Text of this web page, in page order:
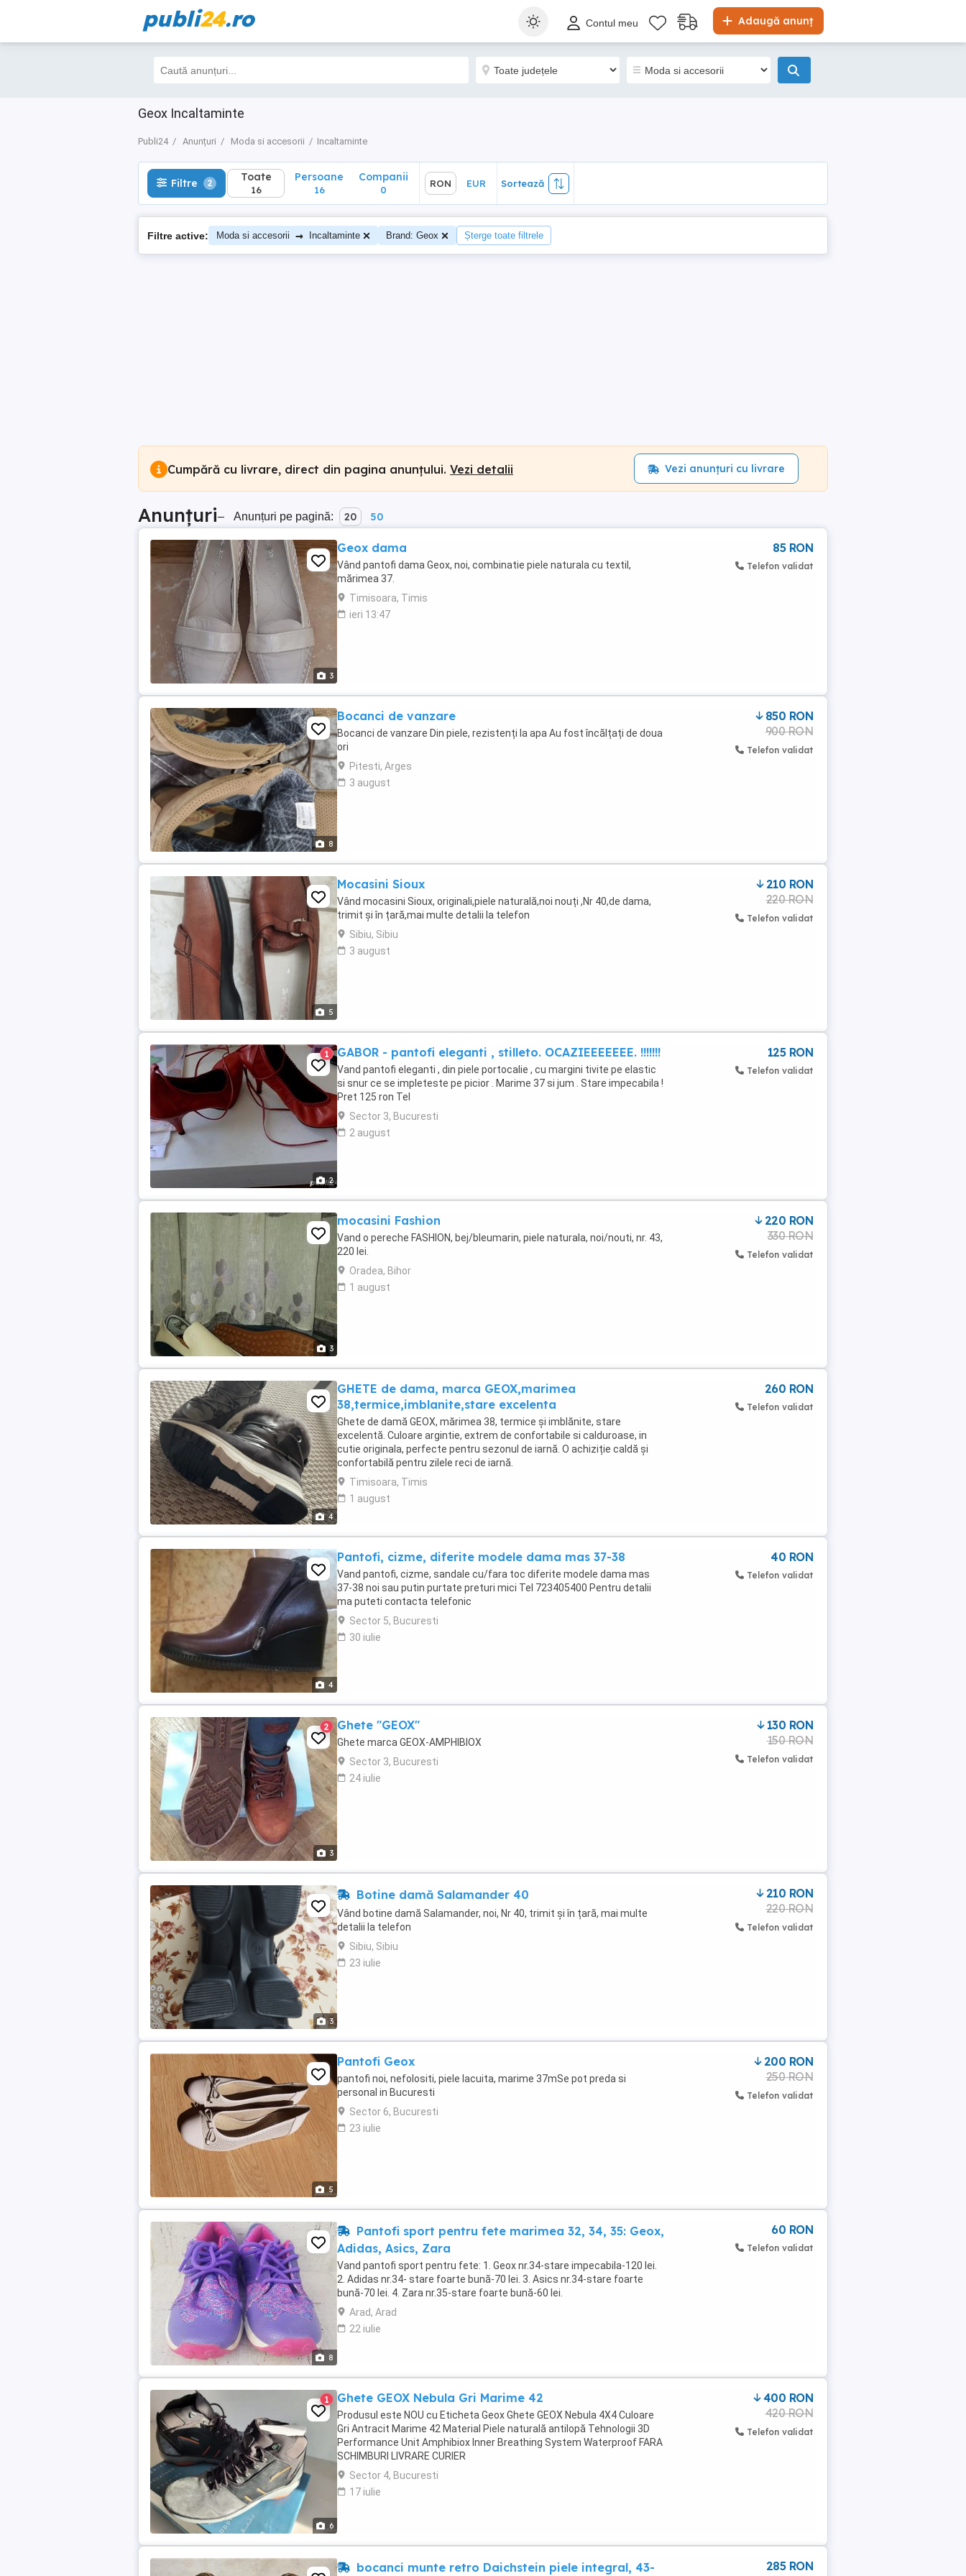
publi24.ro Adaugă anunț
Contul meu
Geox Incaltaminte
Publi24 Anunțuri Moda si accesorii Incaltaminte
Filtre 2 Toate
16
Sortează
Filtre 2 Toate
16
Persoane
16
Companii
0
RON EUR Sortează
Filtre active: Moda si accesorii → Incaltaminte Brand: Geox Șterge toate filtrele
Cumpără cu livrare, direct din pagina anunțului. Vezi detalii Vezi anunțuri cu livrare
Anunțuri– Anunțuri pe pagină: 20 50
3
Geox dama
Vând pantofi dama Geox, noi, combinatie piele naturala cu textil,
mărimea 37.
Timisoara, Timis
ieri 13:47
85 RON
Telefon validat
8
Bocanci de vanzare
Bocanci de vanzare Din piele, rezistenți la apa Au fost încălțați de doua
ori
Pitesti, Arges
3 august
850 RON
900 RON
Telefon validat
5
Mocasini Sioux
Vând mocasini Sioux, originali,piele naturală,noi nouți ,Nr 40,de dama,
trimit și în țară,mai multe detalii la telefon
Sibiu, Sibiu
3 august
210 RON
220 RON
Telefon validat
2
1 GABOR - pantofi eleganti , stilleto. OCAZIEEEEEEE. !!!!!!!
Vand pantofi eleganti , din piele portocalie , cu margini tivite pe elastic
si snur ce se impleteste pe picior . Marime 37 si jum . Stare impecabila !
Pret 125 ron Tel
Sector 3, Bucuresti
2 august
125 RON
Telefon validat
3
mocasini Fashion
Vand o pereche FASHION, bej/bleumarin, piele naturala, noi/nouti, nr. 43,
220 lei.
Oradea, Bihor
1 august
220 RON
330 RON
Telefon validat
4
GHETE de dama, marca GEOX,marimea
38,termice,imblanite,stare excelenta
Ghete de damă GEOX, mărimea 38, termice și imblănite, stare
excelentă. Culoare argintie, extrem de confortabile si calduroase, in
cutie originala, perfecte pentru sezonul de iarnă. O achiziție caldă și
confortabilă pentru zilele reci de iarnă.
Timisoara, Timis
1 august
260 RON
Telefon validat
4
Pantofi, cizme, diferite modele dama mas 37-38
Vand pantofi, cizme, sandale cu/fara toc diferite modele dama mas
37-38 noi sau putin purtate preturi mici Tel 723405400 Pentru detalii
ma puteti contacta telefonic
Sector 5, Bucuresti
30 iulie
40 RON
Telefon validat
3
2 Ghete "GEOX"
Ghete marca GEOX-AMPHIBIOX
Sector 3, Bucuresti
24 iulie
130 RON
150 RON
Telefon validat
3
Botine damă Salamander 40
Vând botine damă Salamander, noi, Nr 40, trimit și în țară, mai multe
detalii la telefon
Sibiu, Sibiu
23 iulie
210 RON
220 RON
Telefon validat
5
Pantofi Geox
pantofi noi, nefolositi, piele lacuita, marime 37mSe pot preda si
personal in Bucuresti
Sector 6, Bucuresti
23 iulie
200 RON
250 RON
Telefon validat
8
Pantofi sport pentru fete marimea 32, 34, 35: Geox,
Adidas, Asics, Zara
Vand pantofi sport pentru fete: 1. Geox nr.34-stare impecabila-120 lei.
2. Adidas nr.34- stare foarte bună-70 lei. 3. Asics nr.34-stare foarte
bună-70 lei. 4. Zara nr.35-stare foarte bună-60 lei.
Arad, Arad
22 iulie
60 RON
Telefon validat
6
1 Ghete GEOX Nebula Gri Marime 42
Produsul este NOU cu Eticheta Geox Ghete GEOX Nebula 4X4 Culoare
Gri Antracit Marime 42 Material Piele naturală antilopă Tehnologii 3D
Performance Unit Amphibiox Inner Breathing System Waterproof FARA
SCHIMBURI LIVRARE CURIER
Sector 4, Bucuresti
17 iulie
400 RON
420 RON
Telefon validat
bocanci munte retro Daichstein piele integral, 43- 285 RON